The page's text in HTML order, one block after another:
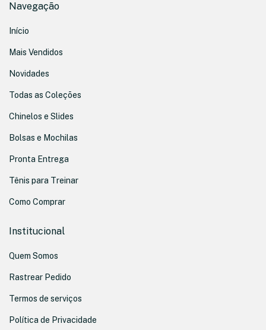
Navegação
Início
Mais Vendidos
Novidades
Todas as Coleções
Chinelos e Slides
Bolsas e Mochilas
Pronta Entrega
Tênis para Treinar
Como Comprar
Institucional
Quem Somos
Rastrear Pedido
Termos de serviços
Política de Privacidade